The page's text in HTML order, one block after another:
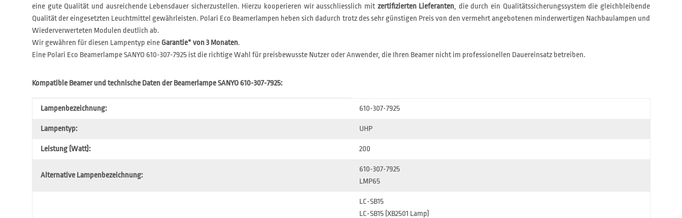
eine gute Qualität und ausreichende Lebensdauer sicherzustellen. Hierzu kooperieren wir ausschliesslich mit zertifizierten Lieferanten, die durch ein Qualitätssicherungssystem die gleichbleibende
Qualität der eingesetzten Leuchtmittel gewährleisten. Polari Eco Beamerlampen heben sich dadurch trotz des sehr günstigen Preis von den vermehrt angebotenen minderwertigen Nachbaulampen und
Wiederverwerteten Modulen deutlich ab.
Wir gewähren für diesen Lampentyp eine Garantie* von 3 Monaten.
Eine Polari Eco Beamerlampe SANYO 610-307-7925 ist die richtige Wahl für preisbewusste Nutzer oder Anwender, die Ihren Beamer nicht im professionellen Dauereinsatz betreiben.
Kompatible Beamer und technische Daten der Beamerlampe SANYO 610-307-7925:
Produkteigenschaft
Wert
Lampenbezeichnung: 610-307-7925
Lampentyp: UHP
Leistung (Watt): 200
Alternative Lampenbezeichnung:
610-307-7925
LMP65
LC-SB15
LC-SB15 (XB2501 Lamp)